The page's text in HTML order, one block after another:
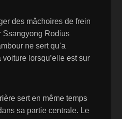
des mâchoires de frein
Ssangyong Rodius
ne sert qu’a
lorsqu’elle est sur
sert en même temps
sa partie centrale. Le